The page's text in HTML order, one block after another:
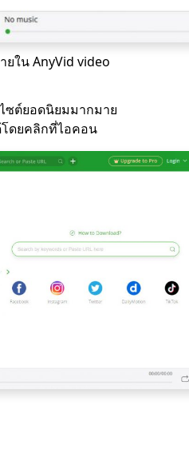
ยใน AnyVid video
ซต์ยอดนิยมมากมาย
ดยคลิกที่ไอคอน